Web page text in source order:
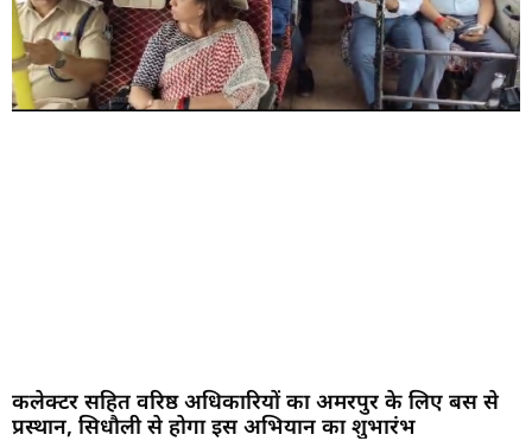
कलेक्टर सहित वरिष्ठ अधिकारियों का अमरपुर के लिए बस से
प्रस्थान, सिधौली से होगा इस अभियान का शुभारंभ